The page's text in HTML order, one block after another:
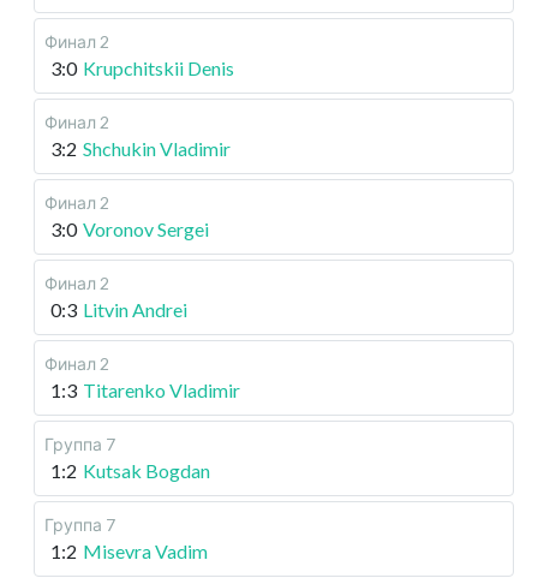
Финал 2
3:0 Krupchitskii Denis
Финал 2
3:2 Shchukin Vladimir
Финал 2
3:0 Voronov Sergei
Финал 2
0:3 Litvin Andrei
Финал 2
1:3 Titarenko Vladimir
Группа 7
1:2 Kutsak Bogdan
Группа 7
1:2 Misevra Vadim